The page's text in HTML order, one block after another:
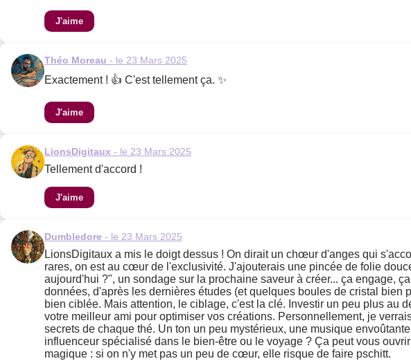
J'aime
Théo Moreau - le 23 Mars 2025
Exactement ! 👍 C'est tellement ça. ✨
J'aime
LionsDigitaux - le 23 Mars 2025
Tellement d'accord !
J'aime
Dumbledore - le 23 Mars 2025
LionsDigitaux a mis le doigt dessus ! On dirait un chœur d'anges qui
rares, on est au cœur de l'exclusivité. J'ajouterais une pincée de folie
aujourd'hui ?", un sondage sur la prochaine saveur à créer... ça engage,
données, d'après les dernières études (et quelques boules de cristal
bien ciblée. Mais attention, le ciblage, c'est la clé. Investir un peu plus au
votre meilleur ami pour optimiser vos créations. Personnellement, je
secrets de chaque thé. Un ton un peu mystérieux, une musique
influenceur spécialisé dans le bien-être ou le voyage ? Ça peut vous
magique : si on n'y met pas un peu de cœur, elle risque de faire pschitt.